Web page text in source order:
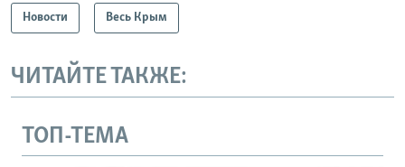
Новости Весь Крым
ЧИТАЙТЕ ТАКЖЕ:
ТОП-ТЕМА